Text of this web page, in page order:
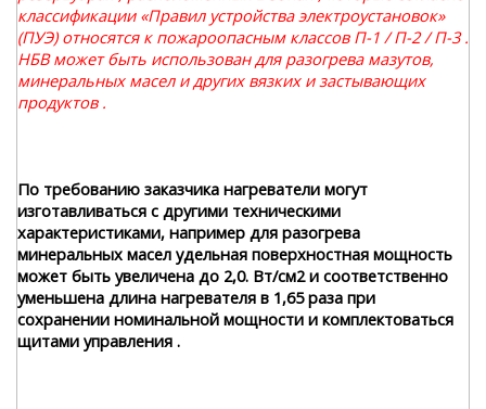
классификации «Правил устройства электроустановок»
(ПУЭ) относятся к пожароопасным классов П-1 / П-2 / П-3 .
НБВ может быть использован для разогрева мазутов,
минеральных масел и других вязких и застывающих
продуктов .
По требованию заказчика нагреватели могут
изготавливаться с другими техническими
характеристиками, например для разогрева
минеральных масел удельная поверхностная мощность
может быть увеличена до 2,0. Вт/см2 и соответственно
уменьшена длина нагревателя в 1,65 раза при
сохранении номинальной мощности и комплектоваться
щитами управления .